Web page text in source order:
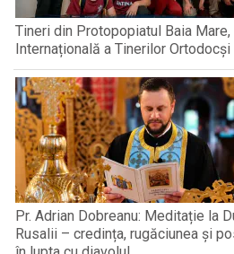
Tineri din Protopopiatul Baia
Internațională a Tinerilor
Pr. Adrian Dobreanu: Meditație la
Rusalii – credința, rugăciunea și